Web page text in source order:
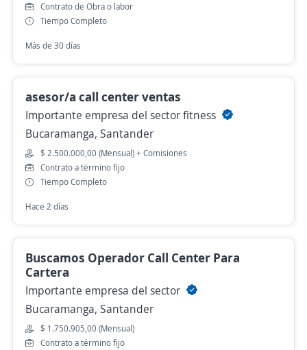
Contrato de Obra o labor
Tiempo Completo
Más de 30 días
asesor/a call center ventas
Importante empresa del sector fitness
Bucaramanga, Santander
$ 2.500.000,00 (Mensual) + Comisiones
Contrato a término fijo
Tiempo Completo
Hace 2 días
Buscamos Operador Call Center Para
Cartera
Importante empresa del sector
Bucaramanga, Santander
$ 1.750.905,00 (Mensual)
Contrato a término fijo